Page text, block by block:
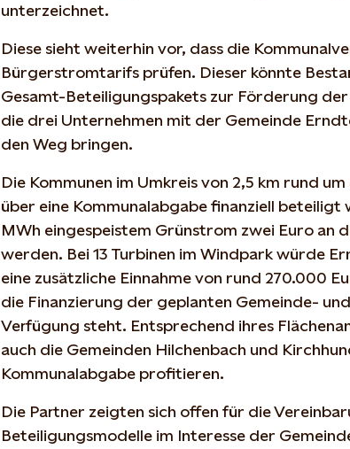
unterzeichnet.
Diese sieht weiterhin vor, dass die
Bürgerstromtarifs prüfen. Dieser könnte
Gesamt-Beteiligungspakets zur Förderung der
die drei Unternehmen mit der Gemeinde
den Weg bringen.
Die Kommunen im Umkreis von 2,5 km rund
über eine Kommunalabgabe finanziell beteiligt
MWh eingespeistem Grünstrom zwei Euro an
werden. Bei 13 Turbinen im Windpark würde
eine zusätzliche Einnahme von rund 270.000
die Finanzierung der geplanten Gemeinde-
Verfügung steht. Entsprechend ihres
auch die Gemeinden Hilchenbach und
Kommunalabgabe profitieren.
Die Partner zeigten sich offen für die
Beteiligungsmodelle im Interesse der